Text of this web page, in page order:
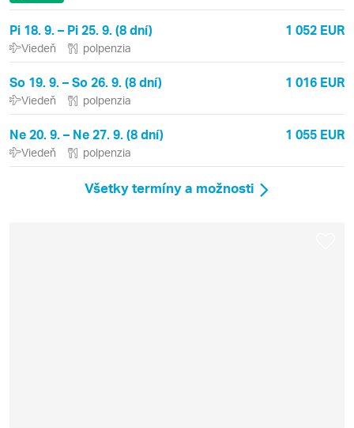
Pi 18. 9. – Pi 25. 9. (8 dní) 1 052 EUR
Viedeň polpenzia
So 19. 9. – So 26. 9. (8 dní) 1 016 EUR
Viedeň polpenzia
Ne 20. 9. – Ne 27. 9. (8 dní) 1 055 EUR
Viedeň polpenzia
Všetky termíny a možnosti